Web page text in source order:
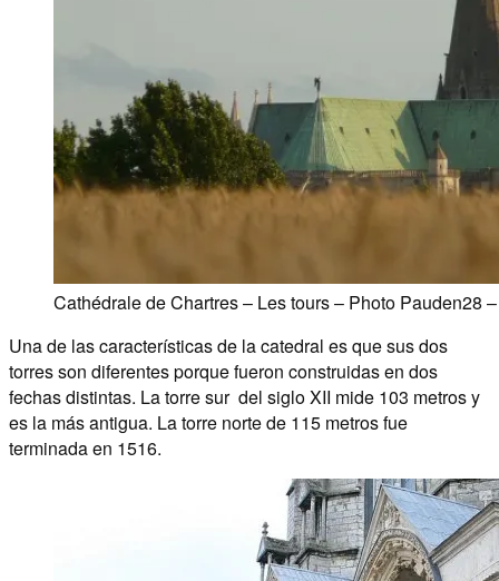
Cathédrale de Chartres – Les tours – Photo Pauden28
Una de las características de la catedral es que sus dos
torres son diferentes porque fueron construidas en dos
fechas distintas. La torre sur del siglo XII mide 103 metros y
es la más antigua. La torre norte de 115 metros fue
terminada en 1516.